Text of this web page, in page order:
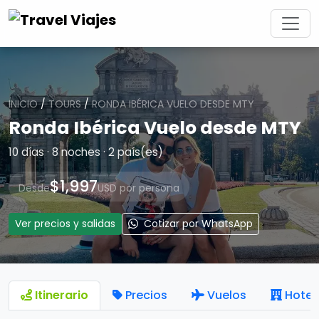
INICIO/TOURS/RONDA IBÉRICA VUELO DESDE MTY
Ronda Ibérica Vuelo desde MTY
10 días · 8 noches · 2 país(es)
Desde$1,997USD por persona
Ver precios y salidas Cotizar por WhatsApp
Itinerario Precios Vuelos